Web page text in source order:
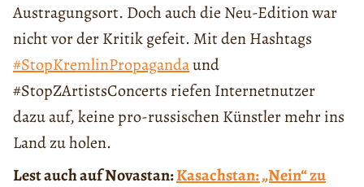
Austragungsort. Doch auch die Neu-Edition war
nicht vor der Kritik gefeit. Mit den Hashtags
#StopKremlinPropagandaund
#StopZArtistsConcerts riefen Internetnutzer
dazu auf, keine pro-russischen Künstler mehr ins
Land zu holen.
Lest auch auf Novastan:Kasachstan: „Nein“ zu